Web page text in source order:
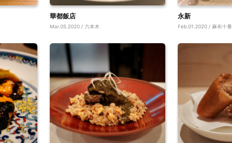
華都飯店
Mar.05.2020 / 六本木
永新
Feb.01.2020 / 麻布十番